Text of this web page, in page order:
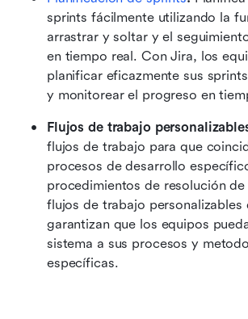
sprints fácilmente utilizando la
arrastrar y soltar y el
en tiempo real. Con Jira, los
planificar eficazmente sus
y monitorear el progreso en
Flujos de trabajo
flujos de trabajo para que
procesos de desarrollo
procedimientos de resolución
flujos de trabajo personalizables
garantizan que los equipos
sistema a sus procesos y
específicas.